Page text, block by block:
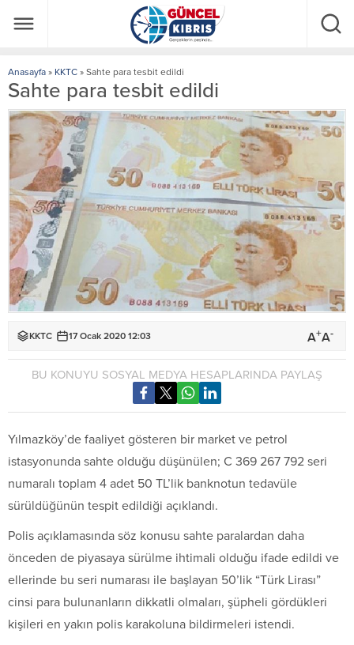
Anasayfa » KKTC » Sahte para tesbit edildi
Sahte para tesbit edildi
KKTC 17 Ocak 2020 12:03 A+A-
BU KONUYU SOSYAL MEDYA HESAPLARINDA PAYLAŞ
Yılmazköy’de faaliyet gösteren bir market ve petrol
istasyonunda sahte olduğu düşünülen; C 369 267 792 seri
numaralı toplam 4 adet 50 TL’lik banknotun tedavüle
sürüldüğünün tespit edildiği açıklandı.
Polis açıklamasında söz konusu sahte paralardan daha
önceden de piyasaya sürülme ihtimali olduğu ifade edildi ve
ellerinde bu seri numarası ile başlayan 50’lik “Türk Lirası”
cinsi para bulunanların dikkatli olmaları, şüpheli gördükleri
kişileri en yakın polis karakoluna bildirmeleri istendi.